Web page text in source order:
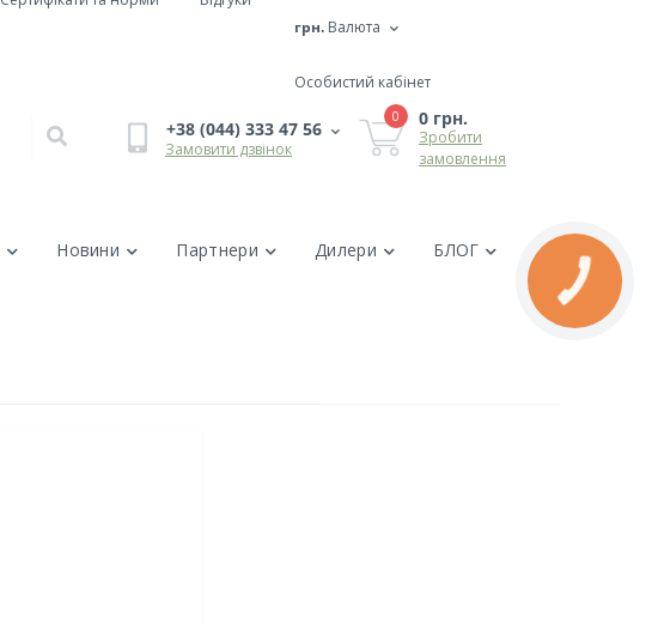
грн. Валюта
Особистий кабінет
+38 (044) 333 47 56
Замовити дзвінок
0 0 грн.
Зробити
замовлення
Новини Партнери Дилери БЛОГ
КНОПКА
ЗВ'ЯЗКУ